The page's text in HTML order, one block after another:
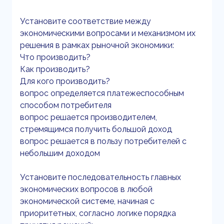
Установите соответствие между
экономическими вопросами и механизмом их
решения в рамках рыночной экономики:
Что производить?
Как производить?
Для кого производить?
вопрос определяется платежеспособным
способом потребителя
вопрос решается производителем,
стремящимся получить большой доход
вопрос решается в пользу потребителей с
небольшим доходом
Установите последовательность главных
экономических вопросов в любой
экономической системе, начиная с
приоритетных, согласно логике порядка